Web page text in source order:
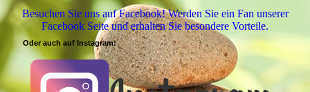
Besuchen Sie uns auf Facebook! Werden Sie ein Fan unserer
Facebook Seite und erhalten Sie besondere Vorteile.
Oder auch auf Instagram: